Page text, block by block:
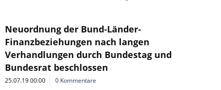
Neuordnung der Bund-Länder-
Finanzbeziehungen nach langen
Verhandlungen durch Bundestag und
Bundesrat beschlossen
25.07.19 00:00 0 Kommentare